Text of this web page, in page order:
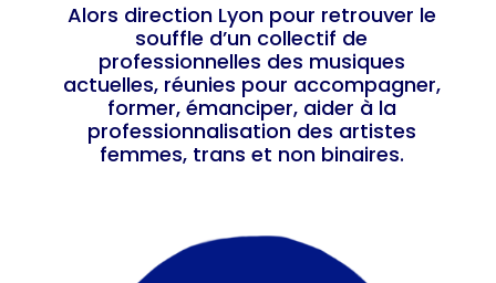
Alors direction Lyon pour retrouver le
souffle d’un collectif de
professionnelles des musiques
actuelles, réunies pour accompagner,
former, émanciper, aider à la
professionnalisation des artistes
femmes, trans et non binaires.